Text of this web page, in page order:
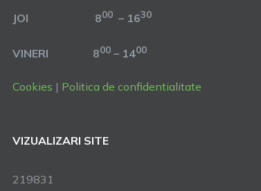
JOI 800 – 1630
VINERI 800 – 1400
Cookies | Politica de confidentialitate
VIZUALIZARI SITE
219831